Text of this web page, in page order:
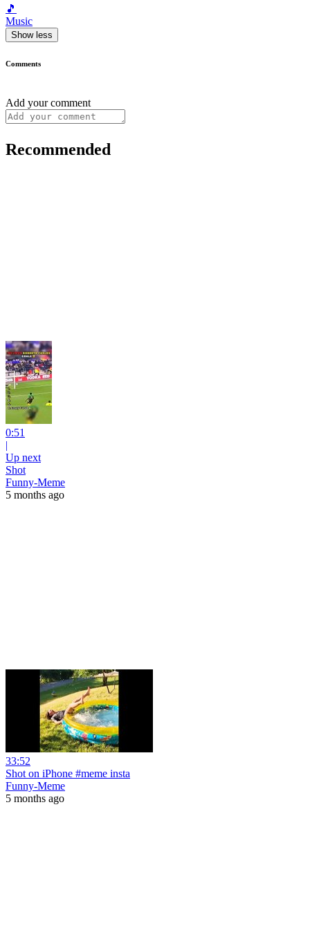
🎵
Music
Show less
Comments
Add your comment
Recommended
0:51
|
Up next
Shot
Funny-Meme
5 months ago
33:52
Shot on iPhone #meme insta
Funny-Meme
5 months ago